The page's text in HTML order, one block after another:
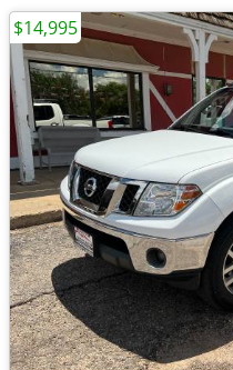
$14,995